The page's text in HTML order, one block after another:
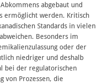
abgebaut und
ermöglicht werden. Kritisch
Standards in vielen
Besonders im
oder der
niedriger und deshalb
bei der regulatorischen
von Prozessen, die